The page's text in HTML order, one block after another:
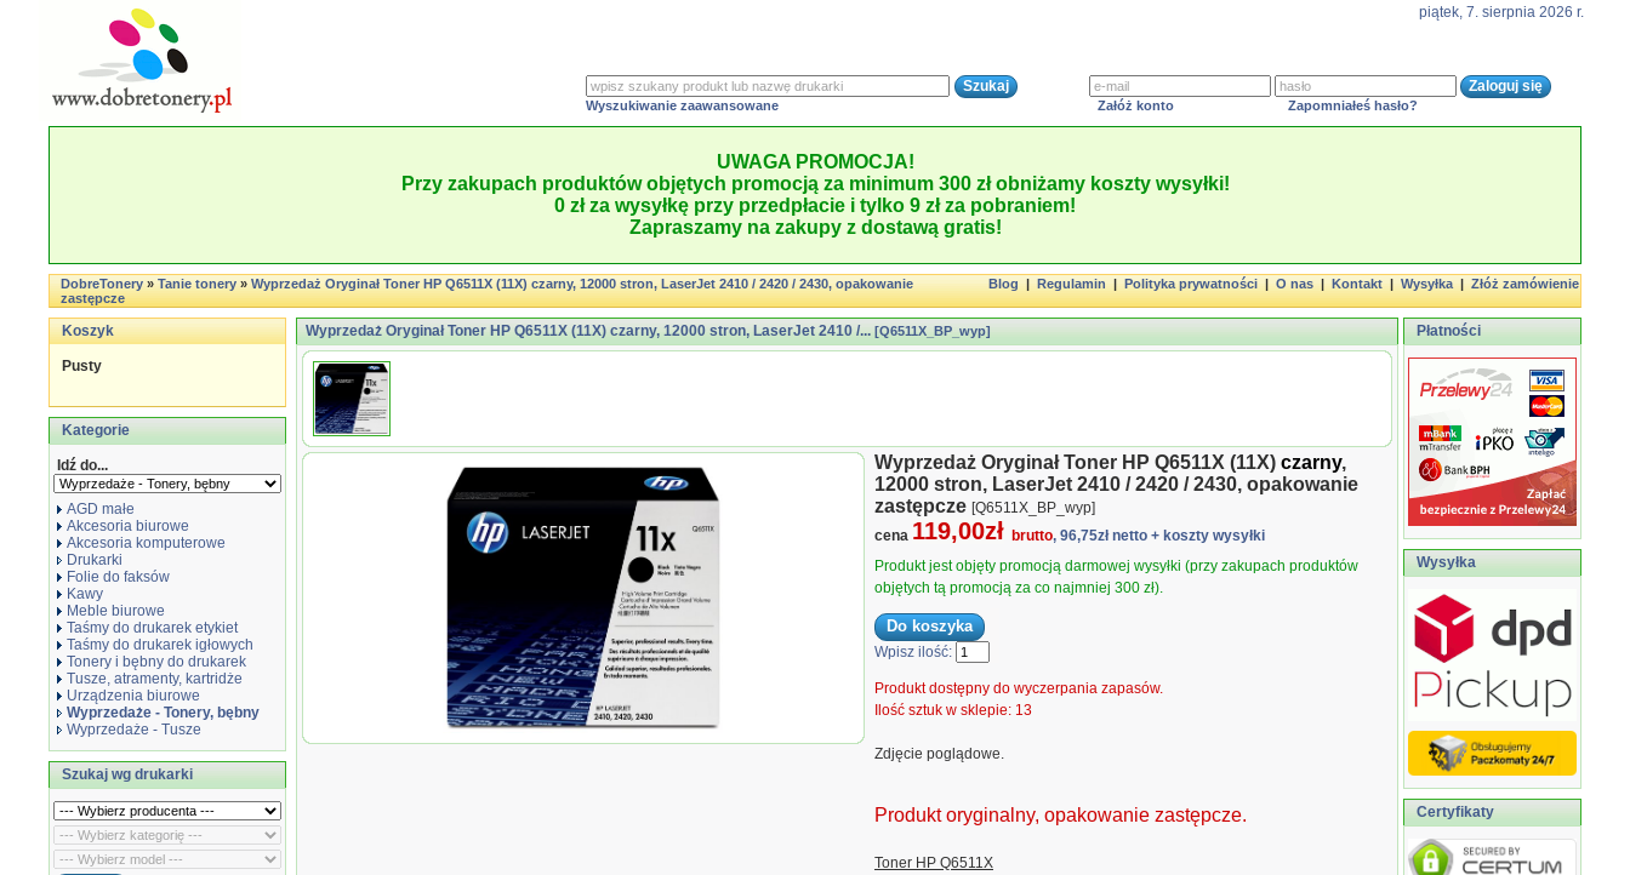
piątek, 7. sierpnia 2026 r.
Wyszukiwanie zaawansowane Załóż konto Zapomniałeś hasło?
UWAGA PROMOCJA!
Przy zakupach produktów objętych promocją za minimum 300 zł obniżamy koszty wysyłki!
0 zł za wysyłkę przy przedpłacie i tylko 9 zł za pobraniem!
Zapraszamy na zakupy z dostawą gratis!
DobreTonery»Tanie tonery»Wyprzedaż Oryginał Toner HP Q6511X (11X) czarny, 12000 stron, LaserJet 2410 / 2420 / 2430, opakowanie
zastępcze
Blog|Regulamin|Polityka prywatności|O nas|Kontakt|Wysyłka|Złóż zamówienie
Koszyk
Pusty
Kategorie
Idź do...
AGD małe
Akcesoria biurowe
Akcesoria komputerowe
Drukarki
Folie do faksów
Kawy
Meble biurowe
Taśmy do drukarek etykiet
Taśmy do drukarek igłowych
Tonery i bębny do drukarek
Tusze, atramenty, kartridże
Urządzenia biurowe
Wyprzedaże - Tonery, bębny
Wyprzedaże - Tusze
Szukaj wg drukarki
Wyprzedaż Oryginał Toner HP Q6511X (11X) czarny, 12000 stron, LaserJet 2410 /... [Q6511X_BP_wyp]
Wyprzedaż Oryginał Toner HP Q6511X
Wyprzedaż Oryginał Toner HP Q6511X (11X) czarny,
12000 stron, LaserJet 2410 / 2420 / 2430, opakowanie
zastępcze [Q6511X_BP_wyp]
cena 119,00zł brutto, 96,75zł netto + koszty wysyłki
Produkt jest objęty promocją darmowej wysyłki (przy zakupach produktów
objętych tą promocją za co najmniej 300 zł).
Wpisz ilość:
Produkt dostępny do wyczerpania zapasów.
Ilość sztuk w sklepie: 13
Zdjęcie poglądowe.
Produkt oryginalny, opakowanie zastępcze.
Toner HP Q6511X
Płatności
Wysyłka
Certyfikaty